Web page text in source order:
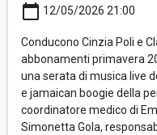
calendar_today 12/05/2026 21:00
Conducono Cinzia Poli e
abbonamenti primavera
una serata di musica live
e jamaican boogie della
coordinatore medico di
Simonetta Gola,